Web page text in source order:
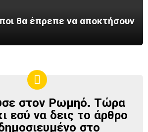
θα έπρεπε να αποκτήσουν
στον Ρωμηό. Τώρα
εσύ να δεις το άρθρο
στο